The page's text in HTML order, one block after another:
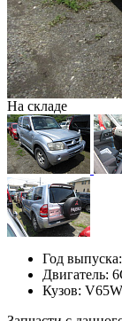
На складе
Год выпуска:
Двигатель:
Кузов: